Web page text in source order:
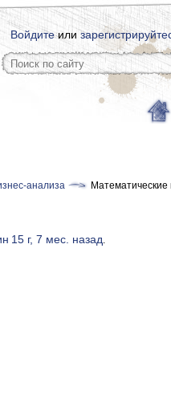
Войдитеили
анализа
Математические
15 г, 7 мес. назад.